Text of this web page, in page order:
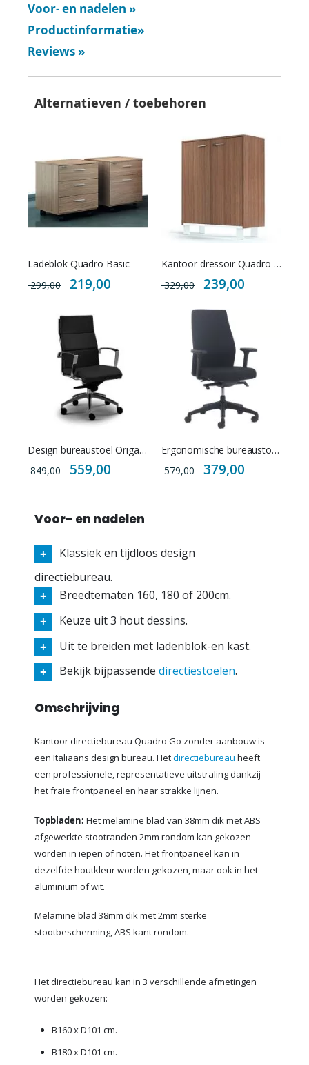
Voor- en nadelen »
Productinformatie»
Reviews »
Alternatieven / toebehoren
Ladeblok Quadro Basic
299,00
Special
Price
219,00
Kantoor dressoir Quadro Uno
329,00
Special
Price
239,00
Design bureaustoel Origa CU soft NEN EN 1335
849,00
Special
Price
559,00
Ergonomische bureaustoel Turijn NPR 1813
579,00
Special
Price
379,00
Voor- en nadelen
Klassiek en tijdloos design
directiebureau.
Breedtematen 160, 180 of 200cm.
Keuze uit 3 hout dessins.
Uit te breiden met ladenblok-en kast.
Bekijk bijpassende directiestoelen.
Omschrijving
Kantoor directiebureau Quadro Go zonder aanbouw is
een Italiaans design bureau. Hetdirectiebureau heeft
een professionele, representatieve uitstraling dankzij
het fraie frontpaneel en haar strakke lijnen.
Topbladen: Het melamine blad van 38mm dik met ABS
afgewerkte stootranden 2mm rondom kan gekozen
worden in iepen of noten. Het frontpaneel kan in
dezelfde houtkleur worden gekozen, maar ook in het
aluminium of wit.
Melamine blad 38mm dik met 2mm sterke
stootbescherming, ABS kant rondom.
Het directiebureau kan in 3 verschillende afmetingen
worden gekozen:
B160 x D101 cm.
B180 x D101 cm.